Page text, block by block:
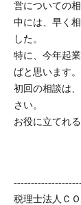
営についての
中には、早く
した。
特に、今年起
ばと思います。
初回の相談は
さい。
お役に立てれ
税理士法人Ｃ